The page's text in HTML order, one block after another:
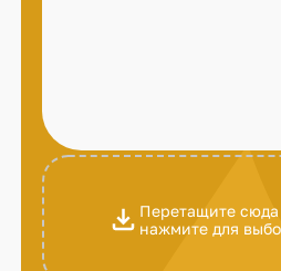
Перетащите
нажмите для